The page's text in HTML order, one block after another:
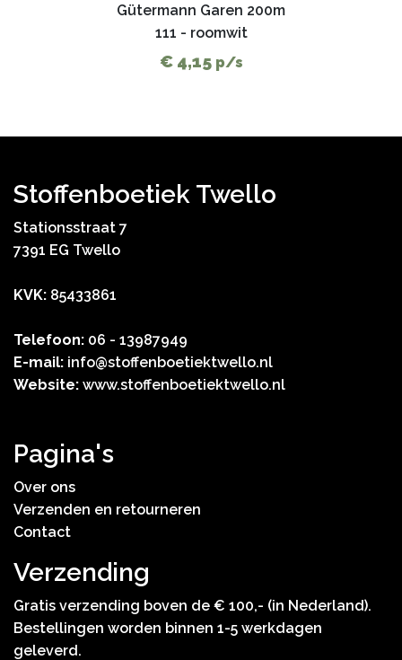
Gütermann Garen 200m
111 - roomwit
€ 4,15 p/s
Stoffenboetiek Twello
Stationsstraat 7
7391 EG Twello
KVK: 85433861
Telefoon: 06 - 13987949
E-mail: info@stoffenboetiektwello.nl
Website: www.stoffenboetiektwello.nl
Pagina's
Over ons
Verzenden en retourneren
Contact
Verzending
Gratis verzending boven de € 100,- (in Nederland).
Bestellingen worden binnen 1-5 werkdagen
geleverd.